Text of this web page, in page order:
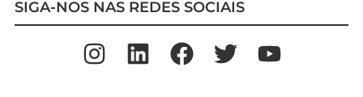
SIGA-NOS NAS REDES SOCIAIS